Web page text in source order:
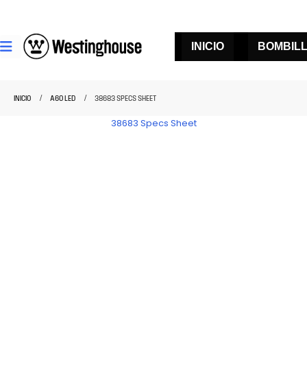
INICIO
INICIO A60 LED 38683 SPECS SHEET
38683 Specs Sheet